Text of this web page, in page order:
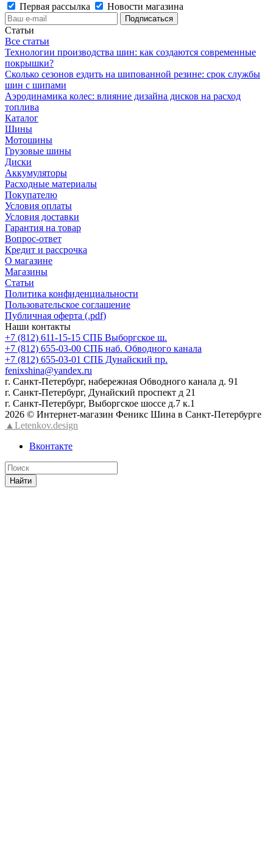
Первая рассылка
Новости магазина
Статьи
Все статьи
Технологии производства шин: как создаются современные
покрышки?
Сколько сезонов ездить на шипованной резине: срок службы
шин с шипами
Аэродинамика колес: влияние дизайна дисков на расход
топлива
Каталог
Шины
Мотошины
Грузовые шины
Диски
Аккумуляторы
Расходные материалы
Покупателю
Условия оплаты
Условия доставки
Гарантия на товар
Вопрос-ответ
Кредит и рассрочка
О магазине
Магазины
Статьи
Политика конфиденциальности
Пользовательское соглашение
Публичная оферта (.pdf)
Наши контакты
+7 (812) 611-15-15 СПБ Выборгское ш.
+7 (812) 655-03-00 СПБ наб. Обводного канала
+7 (812) 655-03-01 СПБ Дунайский пр.
fenixshina@yandex.ru
г. Санкт-Петербург, набережная Обводного канала д. 91
г. Санкт-Петербург, Дунайский проспект д 21
г. Санкт-Петербург, Выборгское шоссе д.7 к.1
2026 © Интернет-магазин Феникс Шина в Санкт-Петербурге
▲Letenkov.design
Вконтакте
Найти